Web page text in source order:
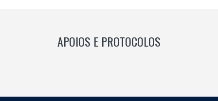
APOIOS E PROTOCOLOS